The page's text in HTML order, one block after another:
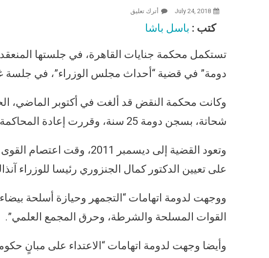
July 24, 2018 أترك تعليق
كتب : باسل باشا
تستكمل محكمة جنايات القاهرة، في جلستها
دومة” في قضية “أحداث مجلس الوزراء”، في جلسة
وكانت محكمة النقض قد ألغت في أكتوبر الماضي،
شحاتة، بسجن دومة 25 سنة، وقررت إعادة المحاكمة أمام دائرة جديدة.
وتعود القضية إلى ديسمبر
على تعيين الدكتور كمال الجنزوري رئيسا للوزراء
ووجهت لدومة اتهامات “التجمهر وحيازة أسلحة
القوات المسلحة والشرطة، وحرق المجمع العلمي”.
وأيضا وجهت لدومة اتهامات “الاعتداء على مبانٍ